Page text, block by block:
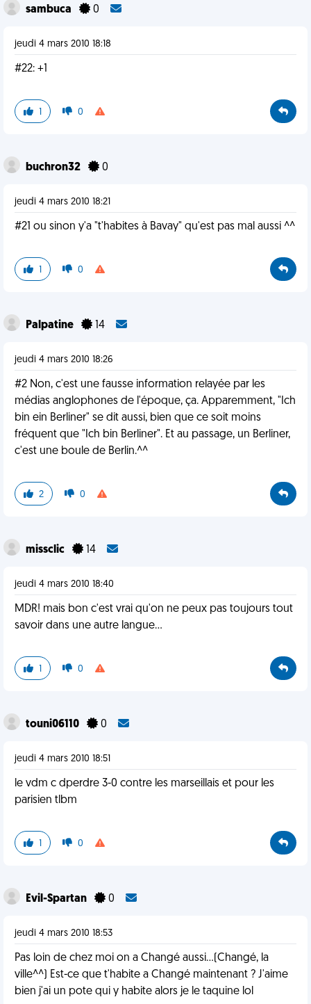
sambuca 0
jeudi 4 mars 2010 18:18
#22: +1
1 0
buchron32 0
jeudi 4 mars 2010 18:21
#21 ou sinon y'a "t'habites à Bavay" qu'est pas mal aussi ^^
1 0
Palpatine 14
jeudi 4 mars 2010 18:26
#2 Non, c'est une fausse information relayée par les
médias anglophones de l'époque, ça. Apparemment, "Ich
bin ein Berliner" se dit aussi, bien que ce soit moins
fréquent que "Ich bin Berliner". Et au passage, un Berliner,
c'est une boule de Berlin.^^
2 0
missclic 14
jeudi 4 mars 2010 18:40
MDR! mais bon c'est vrai qu'on ne peux pas toujours tout
savoir dans une autre langue...
1 0
touni06110 0
jeudi 4 mars 2010 18:51
le vdm c dperdre 3-0 contre les marseillais et pour les
parisien tlbm
1 0
Evil-Spartan 0
jeudi 4 mars 2010 18:53
Pas loin de chez moi on a Changé aussi...(Changé, la
ville^^) Est-ce que t'habite a Changé maintenant ? J'aime
bien j'ai un pote qui y habite alors je le taquine lol